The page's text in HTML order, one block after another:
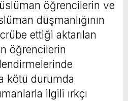
öğrencilerin ve
düşmanlığının
ettiği aktarılan
öğrencilerin
kötü durumda
ilgili ırkçı